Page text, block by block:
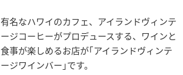
有名なハワイのカフェ、アイランドヴィンテ
ージコーヒーがプロデュースする、ワインと
食事が楽しめるお店が｢アイランドヴィンテ
ージワインバー｣です。